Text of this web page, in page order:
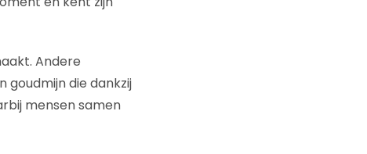
Andere
goudmijn die dankzij
mensen samen